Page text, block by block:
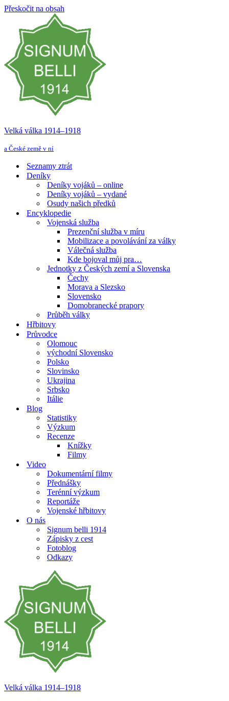
Přeskočit na obsah
Velká válka 1914–⁠⁠⁠⁠⁠⁠1918
a České země v ní
Seznamy ztrát
Deníky
Deníky vojáků – online
Deníky vojáků – vydané
Osudy našich předků
Encyklopedie
Vojenská služba
Prezenční služba v míru
Mobilizace a povolávání za války
Válečná služba
Kde bojoval můj pra…
Jednotky z Českých zemí a Slovenska
Čechy
Morava a Slezsko
Slovensko
Domobranecké prapory
Průběh války
Hřbitovy
Průvodce
Olomouc
východní Slovensko
Polsko
Slovinsko
Ukrajina
Srbsko
Itálie
Blog
Statistiky
Výzkum
Recenze
Knížky
Filmy
Video
Dokumentární filmy
Přednášky
Terénní výzkum
Reportáže
Vojenské hřbitovy
O nás
Signum belli 1914
Zápisky z cest
Fotoblog
Odkazy
Velká válka 1914–⁠⁠⁠⁠⁠⁠1918